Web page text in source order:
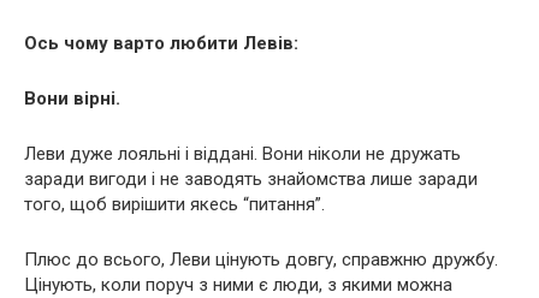
Ось чому варто любити Левів:
Вони вірні.
Леви дуже лояльні і віддані. Вони ніколи не дружать
заради вигоди і не заводять знайомства лише заради
того, щоб вирішити якесь “питання”.
Плюс до всього, Леви цінують довгу, справжню дружбу.
Цінують, коли поруч з ними є люди, з якими можна